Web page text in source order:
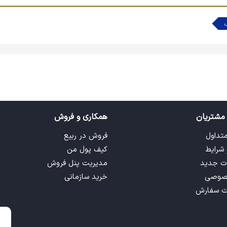
باشد و با وجود جعبه مقوایی از بالا بازشو اش به آسانی قابل حمل و
شرایط
جدید
سفارش
همکاری و فروش
فروش در ربیع
کیف پول من
مدیریت پنل فروش
خرید سازمانی